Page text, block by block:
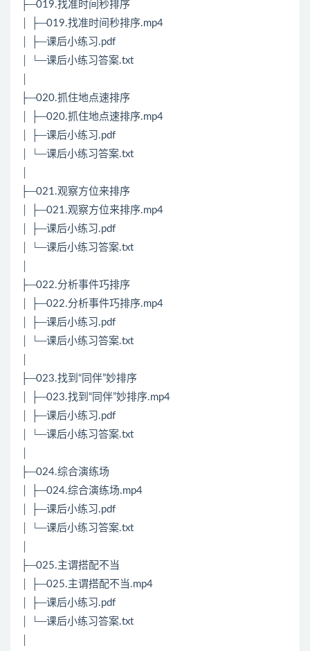
├─019.找准时间秒排序
│ ├─019.找准时间秒排序.mp4
│ ├─课后小练习.pdf
│ └─课后小练习答案.txt
├─020.抓住地点速排序
│ ├─020.抓住地点速排序.mp4
│ ├─课后小练习.pdf
│ └─课后小练习答案.txt
├─021.观察方位来排序
│ ├─021.观察方位来排序.mp4
│ ├─课后小练习.pdf
│ └─课后小练习答案.txt
├─022.分析事件巧排序
│ ├─022.分析事件巧排序.mp4
│ ├─课后小练习.pdf
│ └─课后小练习答案.txt
├─023.找到“同伴”妙排序
│ ├─023.找到“同伴”妙排序.mp4
│ ├─课后小练习.pdf
│ └─课后小练习答案.txt
├─024.综合演练场
│ ├─024.综合演练场.mp4
│ ├─课后小练习.pdf
│ └─课后小练习答案.txt
├─025.主谓搭配不当
│ ├─025.主谓搭配不当.mp4
│ ├─课后小练习.pdf
│ └─课后小练习答案.txt